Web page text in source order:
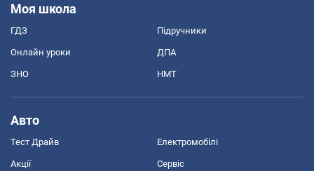
Моя школа
ГДЗ Підручники
Онлайн уроки ДПА
ЗНО НМТ
Авто
Тест Драйв Електромобілі
Акції Сервіс